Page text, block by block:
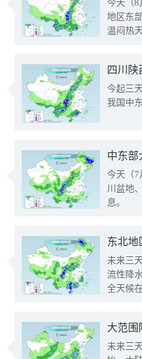
今天（8
地区东
温闷热
今起三
我国中
中东部
今天（7
川盆地
息。
东北地
未来三
流性降
全天候在
大范围
未来三